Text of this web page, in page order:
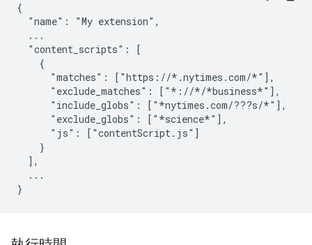
{
  "name": "My extension",
  ...
  "content_scripts": [
    {
      "matches": ["https://*.nytimes.com/*"],
      "exclude_matches": ["*://*/*business*"],
      "include_globs": ["*nytimes.com/???s/*"],
      "exclude_globs": ["*science*"],
      "js": ["contentScript.js"]
    }
  ],
  ...